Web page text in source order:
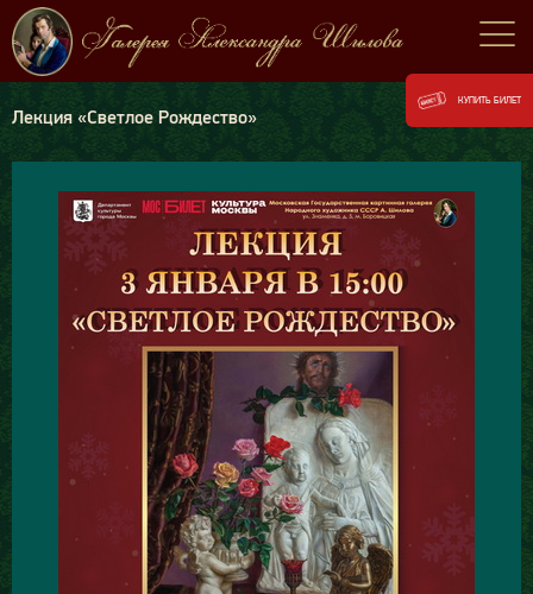
Лекция «Светлое Рождество»
КУПИТЬ БИЛЕТ